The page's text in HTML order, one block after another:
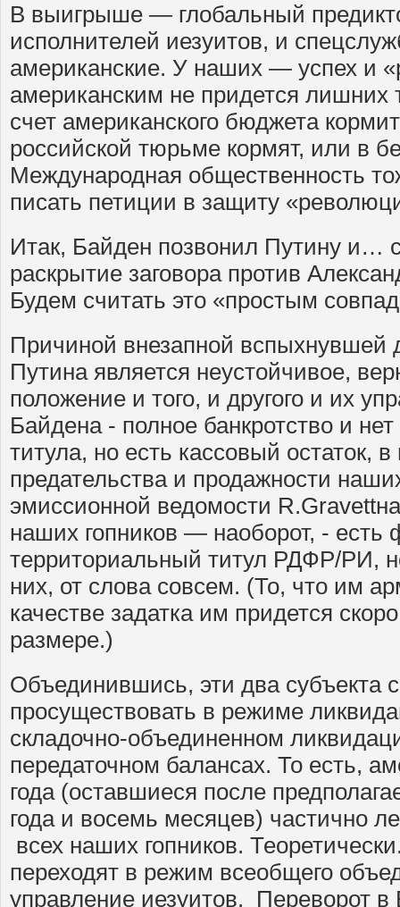
В выигрыше — глобальный
исполнителей иезуитов, и
американские. У наших — успех и
американским не придется лишних
счет американского бюджета
российской тюрьме кормят, или в
Международная общественность
писать петиции в защиту
Итак, Байден позвонил Путину и…
раскрытие заговора против
Будем считать это «простым
Причиной внезапной
Путина является неустойчивое,
положение и того, и другого и их
Байдена - полное банкротство и
титула, но есть кассовый остаток,
предательства и продажности
эмиссионной ведомости
наших гопников — наоборот, -
территориальный титул РДФР/РИ,
них, от слова совсем. (То, что им
качестве задатка им придется
размере.)
Объединившись, эти два субъекта
просуществовать в режиме
складочно-объединенном
передаточном балансах. То есть,
года (оставшиеся после
года и восемь месяцев) частично
всех наших гопников.
переходят в режим всеобщего
управление иезуитов. Переворот